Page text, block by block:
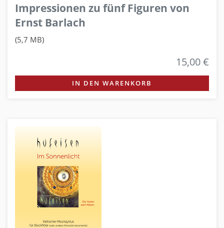
Impressionen zu fünf Figuren von
Ernst Barlach
(5,7 MB)
15,00 €
IN DEN WARENKORB